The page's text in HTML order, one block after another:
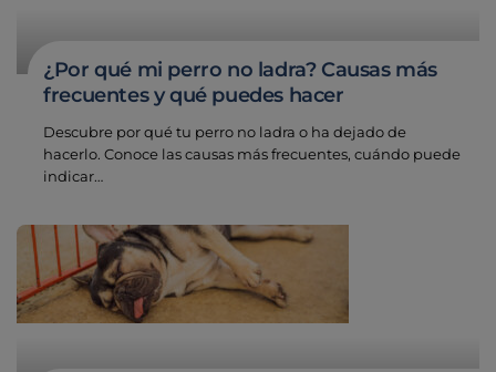
¿Por qué mi perro no ladra? Causas más
frecuentes y qué puedes hacer
Descubre por qué tu perro no ladra o ha dejado de
hacerlo. Conoce las causas más frecuentes, cuándo puede
indicar…